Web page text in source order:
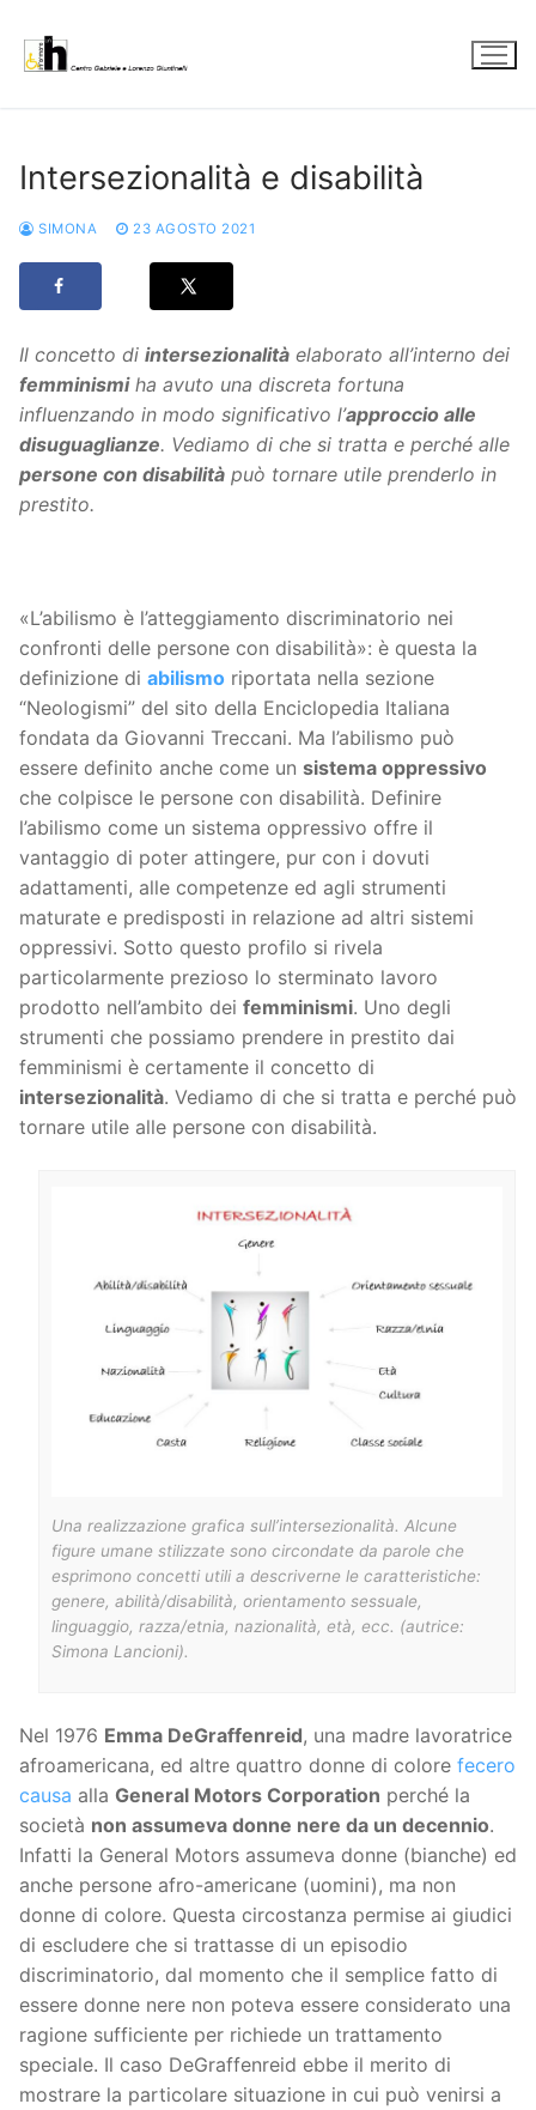
contenuto
Intersezionalità e disabilità
SIMONA 23 AGOSTO 2021
Il concetto di intersezionalità elaborato all’interno dei
femminismiha avuto una discreta fortuna
influenzando in modo significativo l’approccio alle
disuguaglianze. Vediamo di che si tratta e perché alle
persone con disabilità può tornare utile prenderlo in
prestito.
«L’abilismo è l’atteggiamento discriminatorio nei
confronti delle persone con disabilità»: è questa la
definizione di abilismo riportata nella sezione
“Neologismi” del sito della Enciclopedia Italiana
fondata da Giovanni Treccani. Ma l’abilismo può
essere definito anche come un sistema oppressivo
che colpisce le persone con disabilità. Definire
l’abilismo come un sistema oppressivo offre il
vantaggio di poter attingere, pur con i dovuti
adattamenti, alle competenze ed agli strumenti
maturate e predisposti in relazione ad altri sistemi
oppressivi. Sotto questo profilo si rivela
particolarmente prezioso lo sterminato lavoro
prodotto nell’ambito dei femminismi. Uno degli
strumenti che possiamo prendere in prestito dai
femminismi è certamente il concetto di
intersezionalità. Vediamo di che si tratta e perché può
tornare utile alle persone con disabilità.
Una realizzazione grafica sull’intersezionalità. Alcune
figure umane stilizzate sono circondate da parole che
esprimono concetti utili a descriverne le caratteristiche:
genere, abilità/disabilità, orientamento sessuale,
linguaggio, razza/etnia, nazionalità, età, ecc. (autrice:
Simona Lancioni).
Nel 1976 Emma DeGraffenreid, una madre lavoratrice
afroamericana, ed altre quattro donne di colore fecero
causa alla General Motors Corporation perché la
società non assumeva donne nere da un decennio.
Infatti la General Motors assumeva donne (bianche) ed
anche persone afro-americane (uomini), ma non
donne di colore. Questa circostanza permise ai giudici
di escludere che si trattasse di un episodio
discriminatorio, dal momento che il semplice fatto di
essere donne nere non poteva essere considerato una
ragione sufficiente per richiede un trattamento
speciale. Il caso DeGraffenreid ebbe il merito di
mostrare la particolare situazione in cui può venirsi a